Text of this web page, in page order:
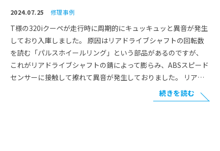
2024.07.25 修理事例
T様の320iクーペが走行時に周期的にキュッキュッと異音が発生
しており入庫しました。 原因はリアドライブシャフトの回転数
を読む「パルスホイールリング」という部品があるのですが、
これがリアドライブシャフトの錆によって膨らみ、ABSスピード
センサーに接触して擦れて異音が発生しておりました。 リア…
続きを読む